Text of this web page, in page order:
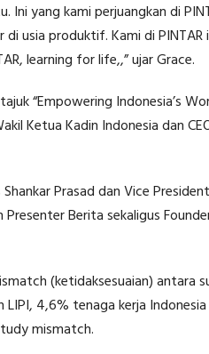
yang kami perjuangkan di
usia produktif. Kami di PINTAR
learning for life,,” ujar Grace.
“Empowering Indonesia’s
Ketua Kadin Indonesia dan
Prasad dan Vice
Berita sekaligus
(ketidaksesuaian) antara
4,6% tenaga kerja
mismatch.